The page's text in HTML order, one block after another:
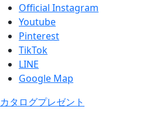
Official Instagram
Youtube
Pinterest
TikTok
LINE
Google Map
カタログプレゼント